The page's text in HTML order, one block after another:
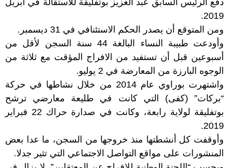
دفع الرئيس السابق عبد العزيز بوتفليقة للاستقالة في أبريل
2019.
ومن المتوقع أن يصدر الحكم الاستئنافي في 31 ديسمبر.
وأودعت طبيبة النساء البالغة 44 سنة السجن لأقل من
أسبوعين قبل أن تستفيد من الافراج المؤقت مع ثلاثة من
الوجوه البارزة من المعارضة في 2 يوليو.
واشتهرت بوراوي عام 2014 من خلال نشاطها في حركة
“بركات” (كفى) التي كانت في طليعة معارضي ترشح
بوتفليقة لولاية رابعة، وكانت في صدارة حراك 22 فبراير
2019.
وأوقفت كل أنشطتها منذ خروجها من السجن، ما عدا بعض
المنشورات على مواقع التواصل الاجتماعي التي تثير جدلا.